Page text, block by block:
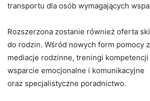
transportu dla osób wymagających
Rozszerzona zostanie również oferta
do rodzin. Wśród nowych form pomocy
mediacje rodzinne, treningi
wsparcie emocjonalne i komunikacyjne
oraz specjalistyczne poradnictwo.